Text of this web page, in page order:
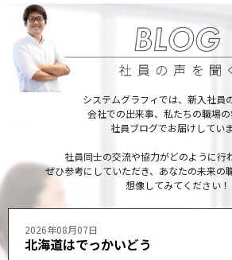
システムグラフィでは、新入社員
会社での出来事、私たちの職場
社員ブログでお届けしてい
社員同士の交流や協力がどのように行
ぜひ参考にしていただき、あなたの未来の
想像してみてください！
2026年08月07日
北海道はでっかいどう